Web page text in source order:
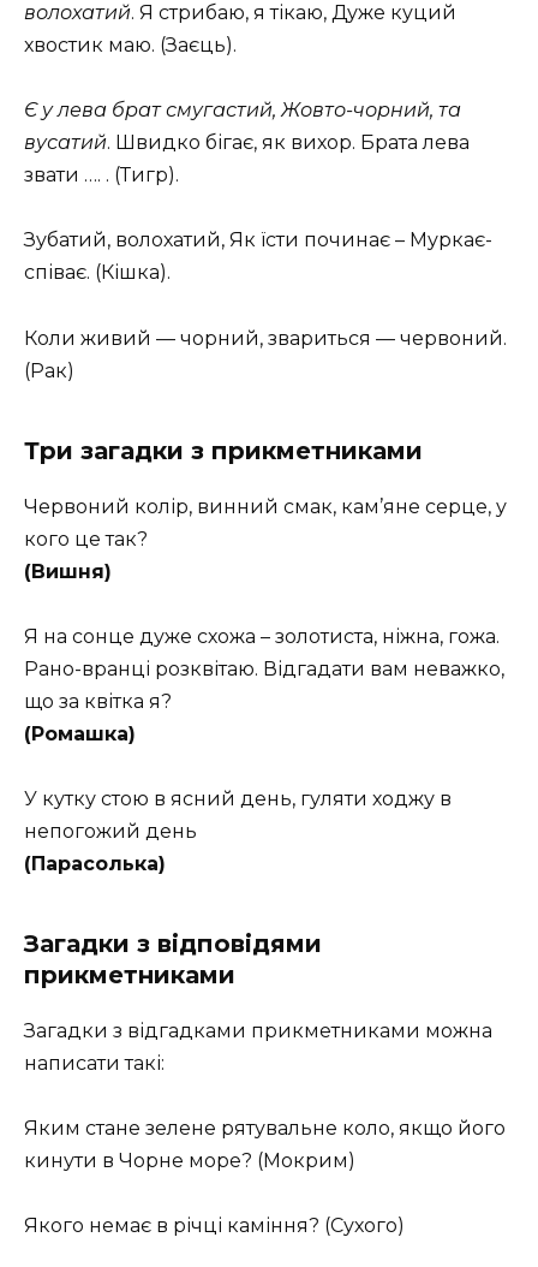
волохатий. Я стрибаю, я тікаю, Дуже куций
хвостик маю. (Заєць).
Є у лева брат смугастий, Жовто-чорний, та
вусатий. Швидко бігає, як вихор. Брата лева
звати …. . (Тигр).
Зубатий, волохатий, Як їсти починає – Муркає-
співає. (Кішка).
Коли живий — чорний, звариться — червоний.
(Рак)
Три загадки з прикметниками
Червоний колір, винний смак, кам’яне серце, у
кого це так?
(Вишня)
Я на сонце дуже схожа – золотиста, ніжна, гожа.
Рано-вранці розквітаю. Відгадати вам неважко,
що за квітка я?
(Ромашка)
У кутку стою в ясний день, гуляти ходжу в
непогожий день
(Парасолька)
Загадки з відповідями
прикметниками
Загадки з відгадками прикметниками можна
написати такі:
Яким стане зелене рятувальне коло, якщо його
кинути в Чорне море? (Мокрим)
Якого немає в річці каміння? (Сухого)